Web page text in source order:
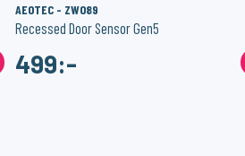
AEOTEC - ZW089
Recessed Door Sensor Gen5
499:-